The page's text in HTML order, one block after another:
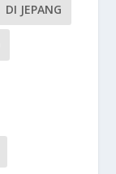
DI JEPANG